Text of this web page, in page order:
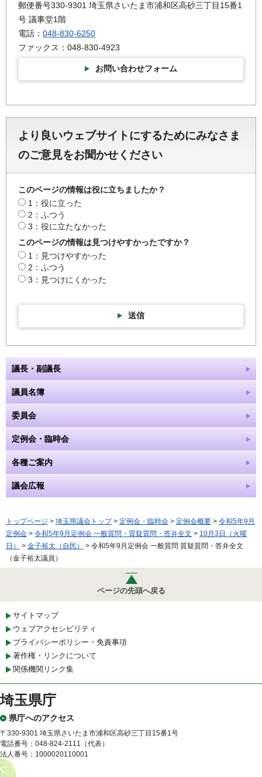
郵便番号330-9301 埼玉県さいたま市浦和区高砂三丁目15番1
号 議事堂1階
電話： 048-830-6250
ファックス：048-830-4923
お問い合わせフォーム
より良いウェブサイトにするためにみなさま
のご意見をお聞かせください
このページの情報は役に立ちましたか？
1：役に立った
2：ふつう
3：役に立たなかった
このページの情報は見つけやすかったですか？
1：見つけやすかった
2：ふつう
3：見つけにくかった
送信
議長・副議長
議員名簿
委員会
定例会・臨時会
各種ご案内
議会広報
トップページ > 埼玉県議会トップ> 定例会・臨時会 > 定例会概要 > 令和5年9月
定例会 > 令和5年9月定例会 一般質問・質疑質問・答弁全文 > 10月3日（火曜
日）
> 金子裕太（自民）
> 令和5年9月定例会 一般質問 質疑質問・答弁全文
（金子裕太議員）
ページの先頭へ戻る
サイトマップ
ウェブアクセシビリティ
プライバシーポリシー・免責事項
著作権・リンクについて
関係機関リンク集
埼玉県庁
県庁へのアクセス
〒330-9301 埼玉県さいたま市浦和区高砂三丁目15番1号
電話番号：048-824-2111（代表）
法人番号：1000020110001